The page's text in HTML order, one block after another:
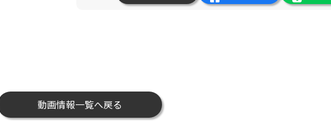
動画情報一覧へ戻る